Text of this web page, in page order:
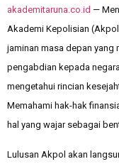
akademitaruna.co.id —
Akademi Kepolisian
jaminan masa depan yang
pengabdian kepada
mengetahui rincian
Memahami hak-hak
hal yang wajar sebagai
Lulusan Akpol akan